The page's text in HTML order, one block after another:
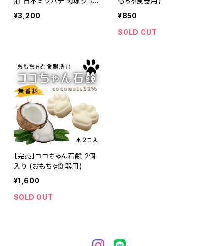
ーム
¥3,200
¥850
SOLD OUT
［完売］ココちゃん石鹸 2個
入り (おもちゃ食器用)
¥1,600
SOLD OUT